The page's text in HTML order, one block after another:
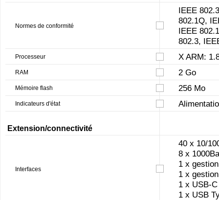
Normes de conformité
IEEE
802.1Q,
IEEE
802.3,
Processeur X ARM:
RAM 2 Go
Mémoire flash 256 Mo
Indicateurs d'état
Extension/connectivité
Interfaces
40 x 10/
8 x
1 x
1 x
1 x USB-C
1 x USB